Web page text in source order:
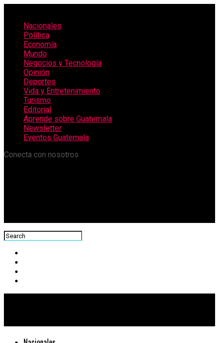
Nacionales
Política
Economía
Mundo
Negocios y Tecnología
Opinión
Deportes
Vida y Entretenimiento
Turismo
Editorial
Aprende sobre Guatemala
Newsletter
Eventos Guatemala
Conecta con nosotros